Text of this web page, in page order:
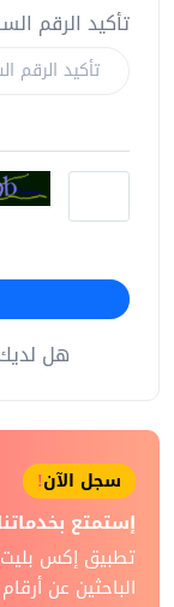
تأكيد الرقم
هل
سجل الآن!
إستمتع
تطبيق إكس
الباحثين عن